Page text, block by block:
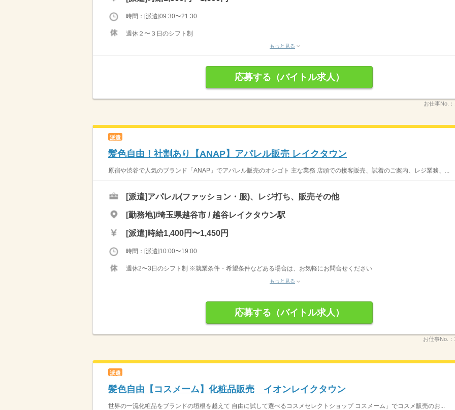
時間：[派遣]09:30〜21:30
週休２〜３日のシフト制
もっと見る
応募する（バイトル求人）
お仕事No.：
派遣
髪色自由！社割あり【ANAP】アパレル販売 レイクタウン
原宿や渋谷で人気のブランド「ANAP」でアパレル販売のオシゴト 主な業務 店頭での接客販売、試着のご案内、レジ業務、...
[派遣]アパレル(ファッション・服)、レジ打ち、販売その他
[勤務地]/埼玉県越谷市 / 越谷レイクタウン駅
[派遣]時給1,400円〜1,450円
時間：[派遣]10:00〜19:00
週休2〜3日のシフト制 ※就業条件・希望条件などある場合は、お気軽にお問合せください
もっと見る
応募する（バイトル求人）
お仕事No.：
派遣
髪色自由【コスメーム】化粧品販売 イオンレイクタウン
世界の一流化粧品をブランドの垣根を越えて 自由に試して選べるコスメセレクトショップ コスメーム」でコスメ販売のお...